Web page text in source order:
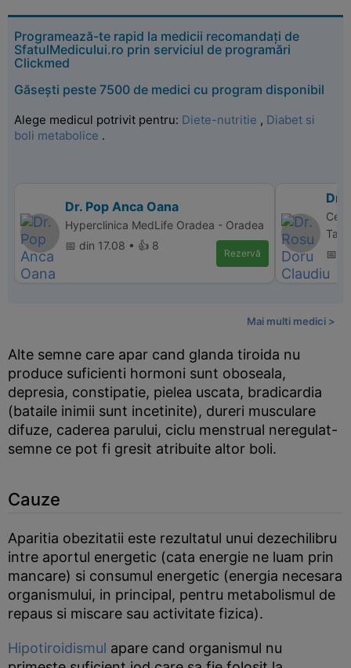
Programează-te rapid la medicii recomandați de
SfatulMedicului.ro prin serviciul de programări
Clickmed
Găsești peste 7500 de medici cu program disponibil
Alege medicul potrivit pentru: Diete-nutritie , Diabet si
boli metabolice .
Dr. Pop Anca Oana
Hyperclinica MedLife Oradea - Oradea
📅 din 17.08 • 👍 8
Rezervă
Dr.
📅
Mai multi medici >
Alte semne care apar cand glanda tiroida nu
produce suficienti hormoni sunt oboseala,
depresia, constipatie, pielea uscata, bradicardia
(bataile inimii sunt incetinite), dureri musculare
difuze, caderea parului, ciclu menstrual neregulat-
semne ce pot fi gresit atribuite altor boli.
Cauze
Aparitia obezitatii este rezultatul unui dezechilibru
intre aportul energetic (cata energie ne luam prin
mancare) si consumul energetic (energia necesara
organismului, in principal, pentru metabolismul de
repaus si miscare sau activitate fizica).
Hipotiroidismul apare cand organismul nu